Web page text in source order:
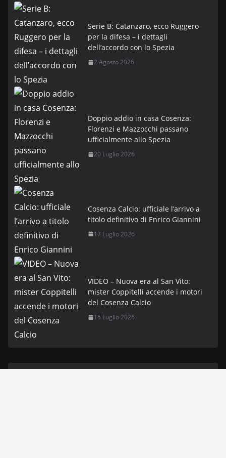
Serie B: Catanzaro, ecco Ruggero
per la difesa – i dettagli
dell’accordo con lo Spezia
2 Agosto 2026
Doppio addio in casa Cosenza:
Florenzi e Mazzocchi passano
ufficialmente allo Spezia
20 Luglio 2026
Cosenza Calcio: ufficiale l’arrivo a
titolo definitivo di Enrico Giannini
17 Luglio 2026
VIDEO – Nuova era al San Vito:
mister Coppitelli accende i motori
del Cosenza Calcio
15 Luglio 2026